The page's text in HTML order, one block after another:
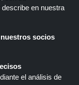
ofertas, descuentos y
a través de diferentes
estos enlaces,
a través de estos
en nuestra
socios
el análisis de